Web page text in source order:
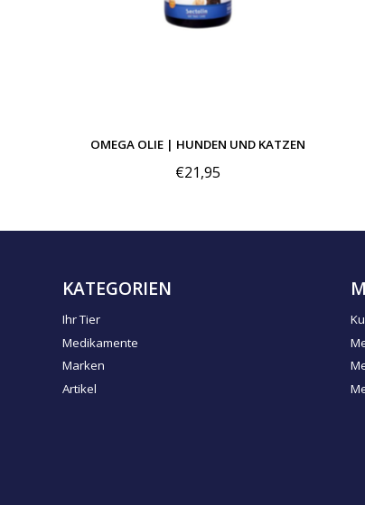
OMEGA OLIE | HUNDEN UND KATZEN
€21,95
KATEGORIEN
Ihr Tier
Medikamente
Marken
Artikel